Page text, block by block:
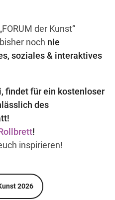
der Kunst“
noch nie
soziales & interaktives
findet für ein kostenloser
des
!
inspirieren!
2026